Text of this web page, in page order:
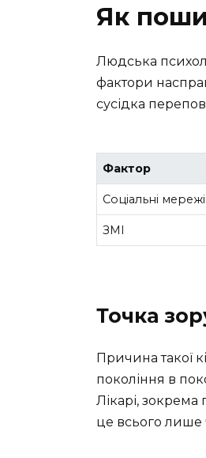
Як
Людська
фактори
сусідка
Фактор
Соціальні мережі
ЗМІ
Точка
Причина такої
покоління в
Лікарі, зокрема
це всього лише